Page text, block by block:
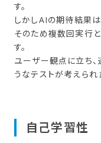
す。
しかしAIの期待結果は
そのため複数回実行
す。
ユーザー観点に立ち
うなテストが考えられ
自己​学習性